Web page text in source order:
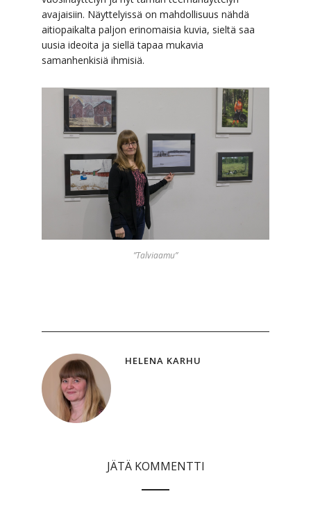
avajaisiin. Näyttelyissä on mahdollisuus nähdä
aitiopaikalta paljon erinomaisia kuvia, sieltä saa
uusia ideoita ja siellä tapaa mukavia
samanhenkisiä ihmisiä.
”Talviaamu”
HELENA KARHU
JÄTÄ KOMMENTTI